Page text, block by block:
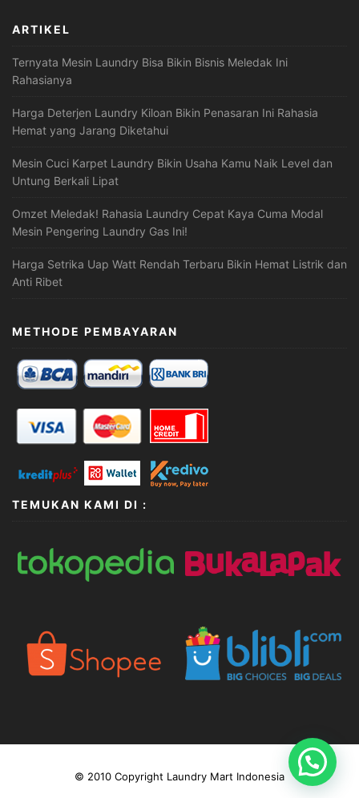
ARTIKEL
Ternyata Mesin Laundry Bisa Bikin Bisnis Meledak Ini
Rahasianya
Harga Deterjen Laundry Kiloan Bikin Penasaran Ini Rahasia
Hemat yang Jarang Diketahui
Mesin Cuci Karpet Laundry Bikin Usaha Kamu Naik Level dan
Untung Berkali Lipat
Omzet Meledak! Rahasia Laundry Cepat Kaya Cuma Modal
Mesin Pengering Laundry Gas Ini!
Harga Setrika Uap Watt Rendah Terbaru Bikin Hemat Listrik dan
Anti Ribet
METHODE PEMBAYARAN
TEMUKAN KAMI DI :
© 2010 Copyright Laundry Mart Indonesia